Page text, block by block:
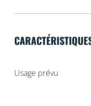
Usage prévu